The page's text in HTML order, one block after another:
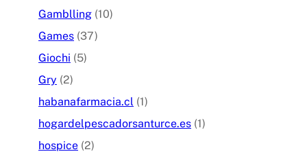
Gamblling (10)
Games (37)
Giochi (5)
Gry (2)
habanafarmacia.cl (1)
hogardelpescadorsanturce.es (1)
hospice (2)